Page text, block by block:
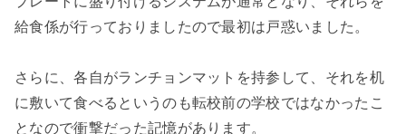
給食係が行っておりましたので最初は戸惑いました。
さらに、各自がランチョンマットを持参して、それを机
に敷いて食べるというのも転校前の学校ではなかったこ
となので衝撃だった記憶があります。